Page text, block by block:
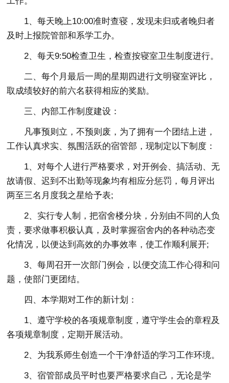
1、每天晚上10:00准时查寝，发现未归或者晚归者
及时上报院管部和系学工办。
2、每天9:50检查卫生，检查按寝室卫生制度进行。
二、每个月最后一周的星期四进行文明寝室评比，
取成绩较好的前六名获得相应的奖励。
三、内部工作制度建设：
凡事预则立，不预则废，为了拥有一个团结上进，
工作认真求实、氛围活跃的宿管部，现制定以下制度：
1、对每个人进行严格要求，对开例会、搞活动、无
故请假、迟到不出勤等现象均有相应分惩罚，每月评出
两至三名月度我之星给予表;
2、实行专人制，把宿舍楼分块，分别由不同的人负
责，要求做事积极认真，及时掌握宿舍内的各种动态变
化情况，以便达到高效的办事效率，使工作顺利展开;
3、每周召开一次部门例会，以便交流工作心得和问
题，使部门更团结。
四、本学期对工作的新计划：
1、遵守学校的各项规章制度，遵守学生会的章程及
各项规章制度，定期开展活动。
2、为我系师生创造一个干净舒适的学习工作环境。
3、宿管部成员平时也要严格要求自己，无论是学